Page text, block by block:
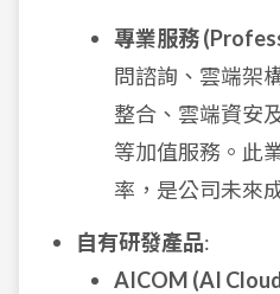
專業服務
問諮詢、雲端架
整合、雲端資安
等加值服務。此
率，是公司未來
自有研發產品:
AICOM (AI